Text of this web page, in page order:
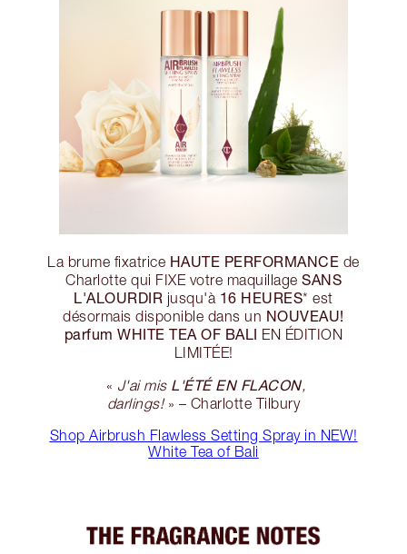
La brume fixatrice HAUTE PERFORMANCE de
Charlotte qui FIXE votre maquillage SANS
L'ALOURDIR jusqu'à 16 HEURES* est
désormais disponible dans un NOUVEAU!
parfum WHITE TEA OF BALI EN ÉDITION
LIMITÉE!
« J'ai mis L'ÉTÉ EN FLACON,
darlings!» – Charlotte Tilbury
Shop Airbrush Flawless Setting Spray in NEW!
White Tea of Bali